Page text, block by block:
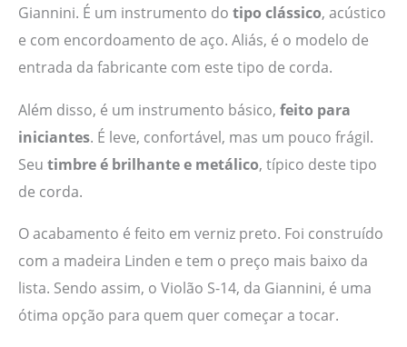
Giannini. É um instrumento do tipo clássico, acústico
e com encordoamento de aço. Aliás, é o modelo de
entrada da fabricante com este tipo de corda.
Além disso, é um instrumento básico, feito para
iniciantes. É leve, confortável, mas um pouco frágil.
Seu timbre é brilhante e metálico, típico deste tipo
de corda.
O acabamento é feito em verniz preto. Foi construído
com a madeira Linden e tem o preço mais baixo da
lista. Sendo assim, o Violão S-14, da Giannini, é uma
ótima opção para quem quer começar a tocar.